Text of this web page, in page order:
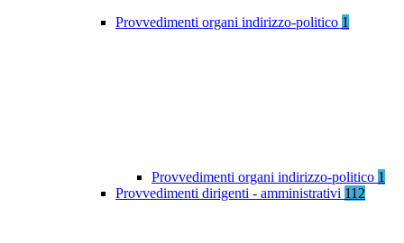
Provvedimenti organi indirizzo-politico 1
Provvedimenti organi indirizzo-politico 1
Provvedimenti dirigenti - amministrativi 112